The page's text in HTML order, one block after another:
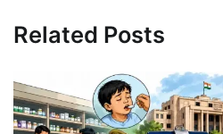
Related Posts